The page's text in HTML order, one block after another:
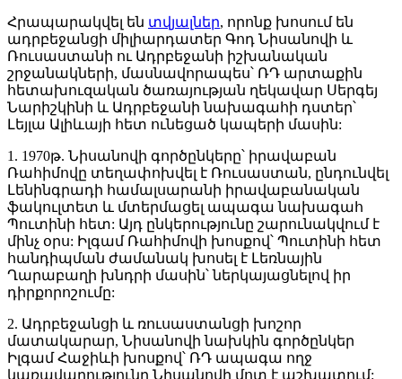
Հրապարակվել են տվյալներ, որոնք խոսում են
ադրբեջանցի միլիարդատեր Գոդ Նիսանովի և
Ռուսաստանի ու Ադրբեջանի իշխանական
շրջանակների, մասնավորապես՝ ՌԴ արտաքին
հետախուզական ծառայության ղեկավար Սերգեյ
Նարիշկինի և Ադրբեջանի նախագահի դստեր՝
Լեյլա Ալիևայի հետ ունեցած կապերի մասին:
1. 1970թ. Նիսանովի գործընկերը՝ իրավաբան
Ռահիմովը տեղափոխվել է Ռուսաստան, ընդունվել
Լենինգրադի համալսարանի իրավաբանական
ֆակուլտետ և մտերմացել ապագա նախագահ
Պուտինի հետ: Այդ ընկերությունը շարունակվում է
մինչ օրս: Իլգամ Ռահիմովի խոսքով՝ Պուտինի հետ
հանդիպման ժամանակ խոսել է Լեռնային
Ղարաբաղի խնդրի մասին՝ ներկայացնելով իր
դիրքորոշումը:
2. Ադրբեջանցի և ռուսաստանցի խոշոր
մատակարար, Նիսանովի նախկին գործընկեր
Իլգամ Հաջիևի խոսքով՝ ՌԴ ապագա ողջ
կառավարությունը Նիսանովի մոտ է աշխատում: